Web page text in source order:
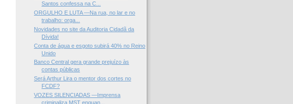
Santos confessa na C...
ORGULHO E LUTA —Na rua, no lar e no
trabalho: orga...
Novidades no site da Auditoria Cidadã da
Dívida!
Conta de água e esgoto subirá 40% no Reino
Unido
Banco Central gera grande prejuízo às
contas públicas
Será Arthur Lira o mentor dos cortes no
FCDF?
VOZES SILENCIADAS —Imprensa
criminaliza MST enquan...